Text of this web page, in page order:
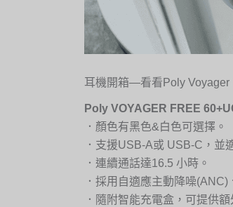
耳機開箱—看看Poly Voyager
Poly VOYAGER FREE
．顏色有黑色&白色可選擇。
．支援USB-A或 USB-C，並
．連續通話達16.5 小時。
．採用自適應主動降噪
．隨附智能充電盒，可提供